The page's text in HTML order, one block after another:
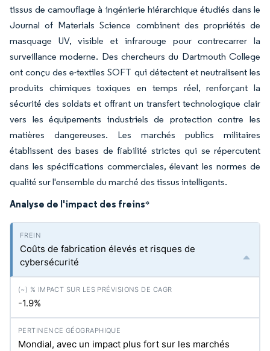
tissus de camouflage à ingénierie hiérarchique étudiés dans le
Journal of Materials Science combinent des propriétés de
masquage UV, visible et infrarouge pour contrecarrer la
surveillance moderne. Des chercheurs du Dartmouth College
ont conçu des e-textiles SOFT qui détectent et neutralisent les
produits chimiques toxiques en temps réel, renforçant la
sécurité des soldats et offrant un transfert technologique clair
vers les équipements industriels de protection contre les
matières dangereuses. Les marchés publics militaires
établissent des bases de fiabilité strictes qui se répercutent
dans les spécifications commerciales, élevant les normes de
qualité sur l'ensemble du marché des tissus intelligents.
Analyse de l'impact des freins*
Coûts de fabrication élevés et risques de
cybersécurité
-1.9%
Mondial, avec un impact plus fort sur les marchés